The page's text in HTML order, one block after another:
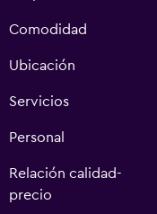
Comodidad
Ubicación
Servicios
Personal
Relación calidad-
precio